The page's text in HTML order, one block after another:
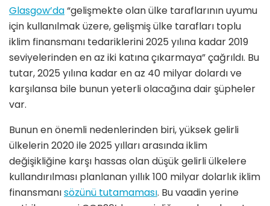
Glasgow’da“gelişmekte olan ülke taraflarının uyumu
için kullanılmak üzere, gelişmiş ülke tarafları toplu
iklim finansmanı tedariklerini 2025 yılına kadar 2019
seviyelerinden en az iki katına çıkarmaya” çağrıldı. Bu
tutar, 2025 yılına kadar en az 40 milyar dolardı ve
karşılansa bile bunun yeterli olacağına dair şüpheler
var.
Bunun en önemli nedenlerinden biri, yüksek gelirli
ülkelerin 2020 ile 2025 yılları arasında iklim
değişikliğine karşı hassas olan düşük gelirli ülkelere
kullandırılması planlanan yıllık 100 milyar dolarlık iklim
finansmanısözünü tutamaması. Bu vaadin yerine